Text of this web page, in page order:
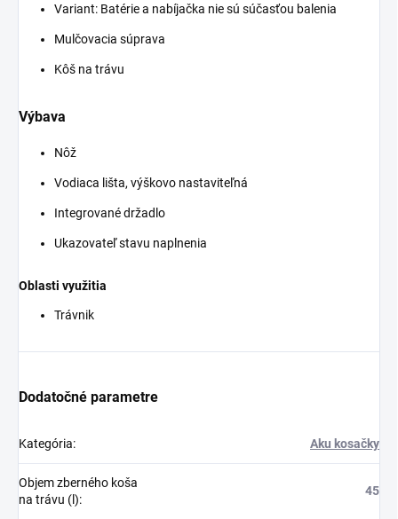
Variant: Batérie a nabíjačka nie sú súčasťou balenia
Mulčovacia súprava
Kôš na trávu
Výbava
Nôž
Vodiaca lišta, výškovo nastaviteľná
Integrované držadlo
Ukazovateľ stavu naplnenia
Oblasti využitia
Trávnik
Dodatočné parametre
Kategória: Aku kosačky
Objem zberného koša
na trávu (l):
45